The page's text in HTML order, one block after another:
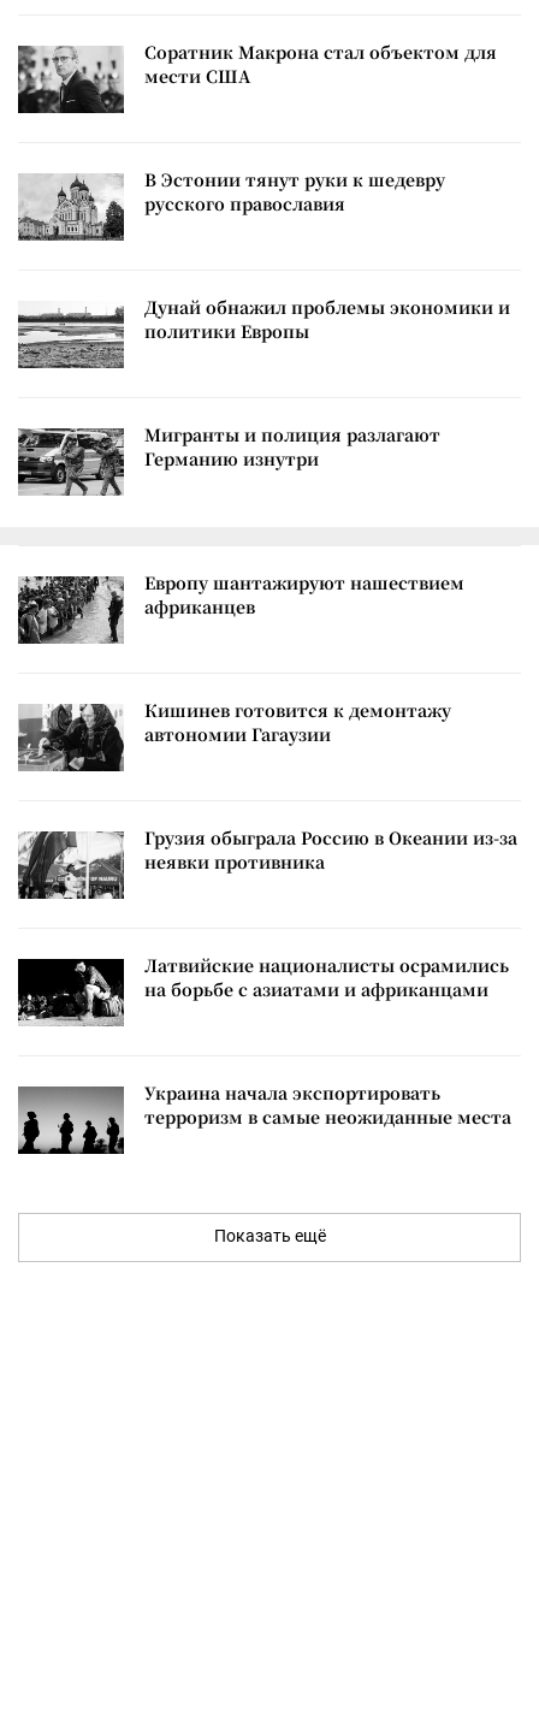
Соратник Макрона стал объектом для
мести США
В Эстонии тянут руки к шедевру
русского православия
Дунай обнажил проблемы экономики и
политики Европы
Мигранты и полиция разлагают
Германию изнутри
Европу шантажируют нашествием
африканцев
Кишинев готовится к демонтажу
автономии Гагаузии
Грузия обыграла Россию в Океании из-за
неявки противника
Латвийские националисты осрамились
на борьбе с азиатами и африканцами
Украина начала экспортировать
терроризм в самые неожиданные места
Показать ещё